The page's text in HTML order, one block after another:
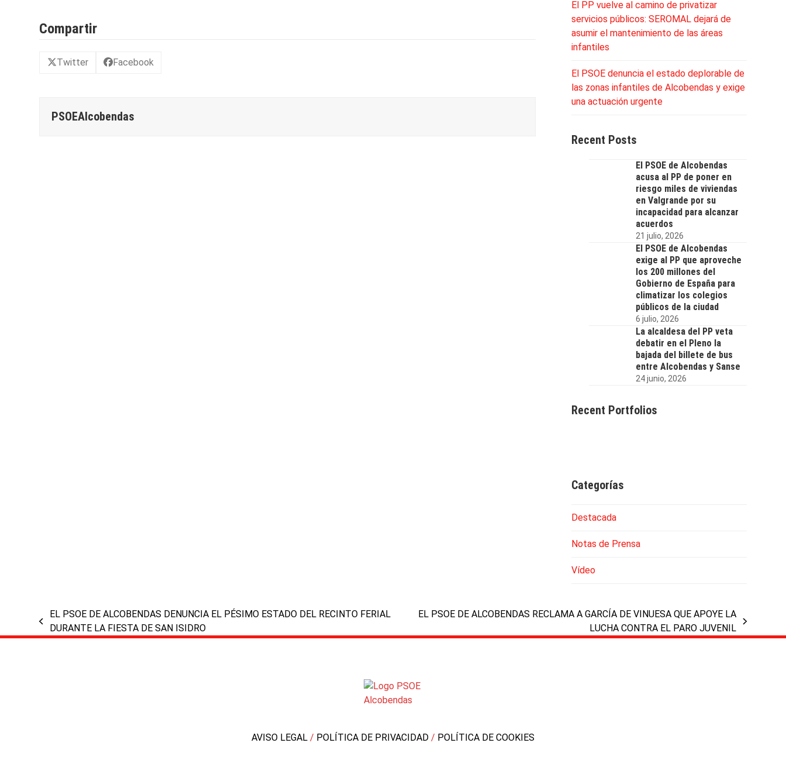
Compartir
Twitter Facebook
PSOEAlcobendas
El PP vuelve al camino de privatizar
servicios públicos: SEROMAL dejará de
asumir el mantenimiento de las áreas
infantiles
El PSOE denuncia el estado deplorable de
las zonas infantiles de Alcobendas y exige
una actuación urgente
Recent Posts
El PSOE de Alcobendas
acusa al PP de poner en
riesgo miles de viviendas
en Valgrande por su
incapacidad para alcanzar
acuerdos
21 julio, 2026
El PSOE de Alcobendas
exige al PP que aproveche
los 200 millones del
Gobierno de España para
climatizar los colegios
públicos de la ciudad
6 julio, 2026
La alcaldesa del PP veta
debatir en el Pleno la
bajada del billete de bus
entre Alcobendas y Sanse
24 junio, 2026
Recent Portfolios
Categorías
Destacada
Notas de Prensa
Vídeo
previous
post:
EL PSOE DE ALCOBENDAS DENUNCIA EL PÉSIMO ESTADO DEL RECINTO FERIAL
DURANTE LA FIESTA DE SAN ISIDRO
post:
EL PSOE DE ALCOBENDAS RECLAMA A GARCÍA DE VINUESA QUE APOYE LA
LUCHA CONTRA EL PARO JUVENIL
AVISO LEGAL / POLÍTICA DE PRIVACIDAD / POLÍTICA DE COOKIES